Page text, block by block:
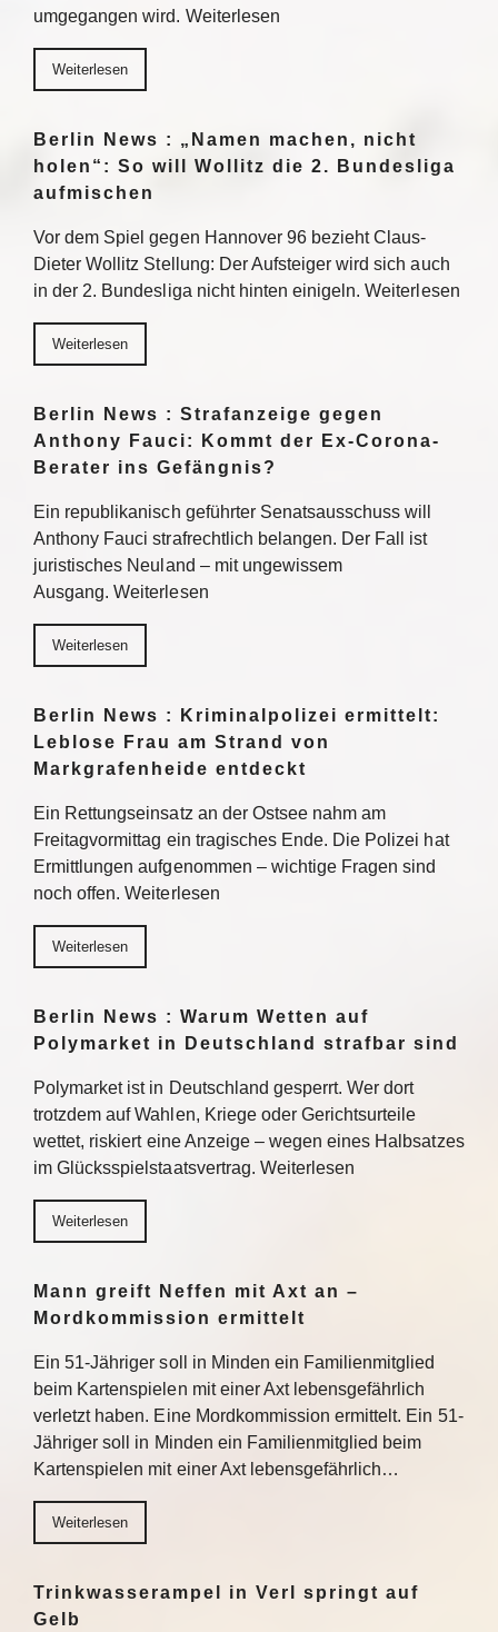
umgegangen wird. Weiterlesen
Weiterlesen
Berlin News : „Namen machen, nicht
holen“: So will Wollitz die 2. Bundesliga
aufmischen
Vor dem Spiel gegen Hannover 96 bezieht Claus-
Dieter Wollitz Stellung: Der Aufsteiger wird sich auch
in der 2. Bundesliga nicht hinten einigeln. Weiterlesen
Weiterlesen
Berlin News : Strafanzeige gegen
Anthony Fauci: Kommt der Ex-Corona-
Berater ins Gefängnis?
Ein republikanisch geführter Senatsausschuss will
Anthony Fauci strafrechtlich belangen. Der Fall ist
juristisches Neuland – mit ungewissem
Ausgang. Weiterlesen
Weiterlesen
Berlin News : Kriminalpolizei ermittelt:
Leblose Frau am Strand von
Markgrafenheide entdeckt
Ein Rettungseinsatz an der Ostsee nahm am
Freitagvormittag ein tragisches Ende. Die Polizei hat
Ermittlungen aufgenommen – wichtige Fragen sind
noch offen. Weiterlesen
Weiterlesen
Berlin News : Warum Wetten auf
Polymarket in Deutschland strafbar sind
Polymarket ist in Deutschland gesperrt. Wer dort
trotzdem auf Wahlen, Kriege oder Gerichtsurteile
wettet, riskiert eine Anzeige – wegen eines Halbsatzes
im Glücksspielstaatsvertrag. Weiterlesen
Weiterlesen
Mann greift Neffen mit Axt an –
Mordkommission ermittelt
Ein 51-Jähriger soll in Minden ein Familienmitglied
beim Kartenspielen mit einer Axt lebensgefährlich
verletzt haben. Eine Mordkommission ermittelt. Ein 51-
Jähriger soll in Minden ein Familienmitglied beim
Kartenspielen mit einer Axt lebensgefährlich…
Weiterlesen
Trinkwasserampel in Verl springt auf
Gelb